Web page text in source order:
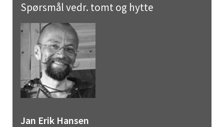
Spørsmål vedr. tomt og hytte
Jan Erik Hansen